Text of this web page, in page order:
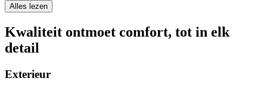
Alles lezen
Kwaliteit ontmoet comfort, tot in elk
detail
Exterieur